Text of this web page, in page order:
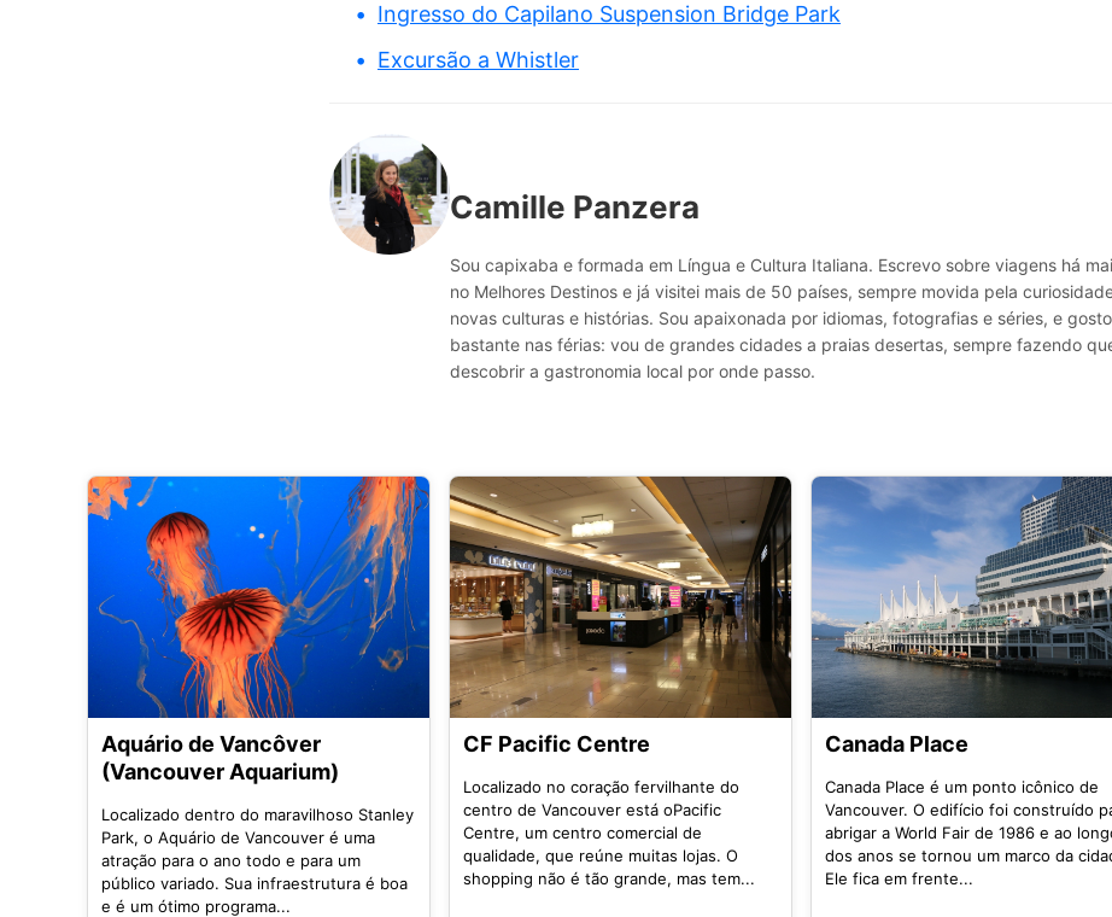
Ingresso do Capilano Suspension Bridge Park
Excursão a Whistler
Camille Panzera
Sou capixaba e formada em Língua e Cultura Italiana. Escrevo sobre viagens há
no Melhores Destinos e já visitei mais de 50 países, sempre movida pela
novas culturas e histórias. Sou apaixonada por idiomas, fotografias e séries, e
bastante nas férias: vou de grandes cidades a praias desertas, sempre fazendo
descobrir a gastronomia local por onde passo.
Aquário de Vancôver
(Vancouver Aquarium)
Localizado dentro do maravilhoso Stanley
Park, o Aquário de Vancouver é uma
atração para o ano todo e para um
público variado. Sua infraestrutura é boa
e é um ótimo programa...
CF Pacific Centre
Localizado no coração fervilhante do
centro de Vancouver está oPacific
Centre, um centro comercial de
qualidade, que reúne muitas lojas. O
shopping não é tão grande, mas tem...
Canada Place
Canada Place é um ponto icônico de
Vancouver. O edifício foi construído
abrigar a World Fair de 1986 e ao
dos anos se tornou um marco da
Ele fica em frente...